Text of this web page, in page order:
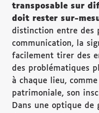
transposable sur
doit rester sur-
distinction entre des
communication, la
facilement tirer des
des problématiques
à chaque lieu,
patrimoniale, son
Dans une optique